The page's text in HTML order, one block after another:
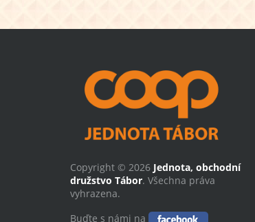
Copyright © 2026 Jednota, obchodní
družstvo Tábor. Všechna práva
vyhrazena.
Buďte s námi na